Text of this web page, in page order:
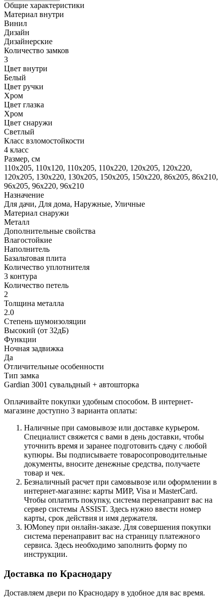
Общие характеристики
Материал внутри
Винил
Дизайн
Дизайнерские
Количество замков
3
Цвет внутри
Белый
Цвет ручки
Хром
Цвет глазка
Хром
Цвет снаружи
Светлый
Класс взломостойкости
4 класс
Размер, cм
110x205, 110х120, 110х205, 110х220, 120x205, 120x220,
120х205, 130x220, 130х205, 150х205, 150х220, 86x205, 86х210,
96x205, 96x220, 96х210
Назначение
Для дачи, Для дома, Наружные, Уличные
Материал снаружи
Металл
Дополнительные свойства
Влагостойкие
Наполнитель
Базальтовая плита
Количество уплотнителя
3 контура
Количество петель
2
Толщина металла
2.0
Степень шумоизоляции
Высокий (от 32дБ)
Функции
Ночная задвижка
Да
Отличительные особенности
Тип замка
Gardian 3001 сувальдный + автошторка
Оплачивайте покупки удобным способом. В интернет-
магазине доступно 3 варианта оплаты:
Наличные при самовывозе или доставке курьером.
Специалист свяжется с вами в день доставки, чтобы
уточнить время и заранее подготовить сдачу с любой
купюры. Вы подписываете товаросопроводительные
документы, вносите денежные средства, получаете
товар и чек.
Безналичный расчет при самовывозе или оформлении в
интернет-магазине: карты МИР, Visa и MasterCard.
Чтобы оплатить покупку, система перенаправит вас на
сервер системы ASSIST. Здесь нужно ввести номер
карты, срок действия и имя держателя.
ЮMoney при онлайн-заказе. Для совершения покупки
система перенаправит вас на страницу платежного
сервиса. Здесь необходимо заполнить форму по
инструкции.
Доставка по Краснодару
Доставляем двери по Краснодару в удобное для вас время.